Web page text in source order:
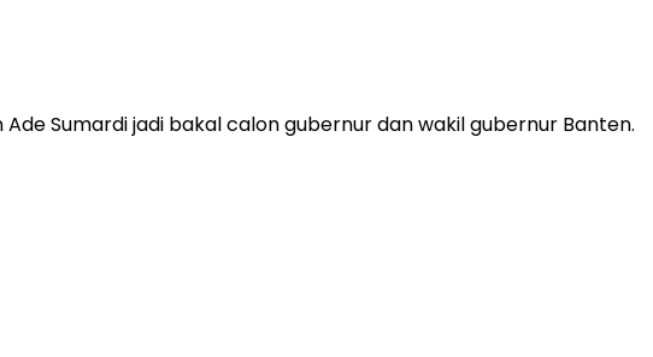
Ade Sumardi jadi bakal calon gubernur dan wakil gubernur Banten.